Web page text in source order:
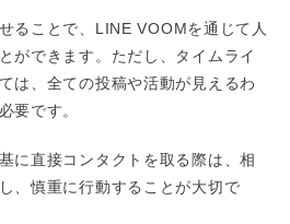
ることで、LINE VOOMを通じて人
ができます。ただし、タイムライ
は、全ての投稿や活動が見えるわ
要です。
に直接コンタクトを取る際は、相
、慎重に行動することが大切で